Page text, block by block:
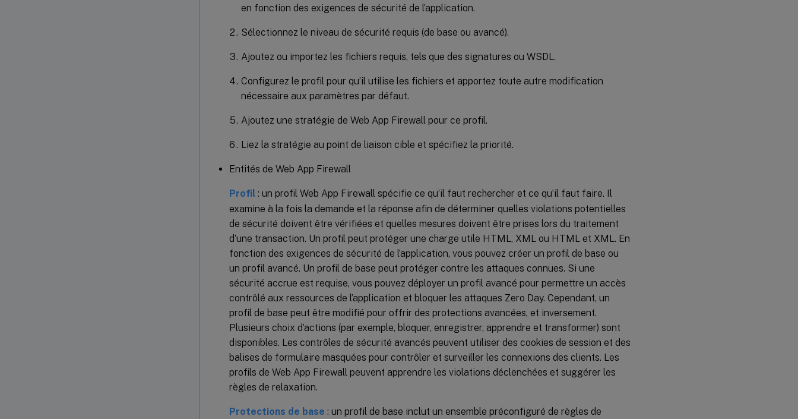
en fonction des exigences de sécurité de l’application.
Sélectionnez le niveau de sécurité requis (de base ou avancé).
Ajoutez ou importez les fichiers requis, tels que des signatures ou WSDL.
Configurez le profil pour qu’il utilise les fichiers et apportez toute autre modification
nécessaire aux paramètres par défaut.
Ajoutez une stratégie de Web App Firewall pour ce profil.
Liez la stratégie au point de liaison cible et spécifiez la priorité.
Entités de Web App Firewall
Profil : un profil Web App Firewall spécifie ce qu’il faut rechercher et ce qu’il faut faire. Il
examine à la fois la demande et la réponse afin de déterminer quelles violations potentielles
de sécurité doivent être vérifiées et quelles mesures doivent être prises lors du traitement
d’une transaction. Un profil peut protéger une charge utile HTML, XML ou HTML et XML. En
fonction des exigences de sécurité de l’application, vous pouvez créer un profil de base ou
un profil avancé. Un profil de base peut protéger contre les attaques connues. Si une
sécurité accrue est requise, vous pouvez déployer un profil avancé pour permettre un accès
contrôlé aux ressources de l’application et bloquer les attaques Zero Day. Cependant, un
profil de base peut être modifié pour offrir des protections avancées, et inversement.
Plusieurs choix d’actions (par exemple, bloquer, enregistrer, apprendre et transformer) sont
disponibles. Les contrôles de sécurité avancés peuvent utiliser des cookies de session et des
balises de formulaire masquées pour contrôler et surveiller les connexions des clients. Les
profils de Web App Firewall peuvent apprendre les violations déclenchées et suggérer les
règles de relaxation.
Protections de base : un profil de base inclut un ensemble préconfiguré de règles de